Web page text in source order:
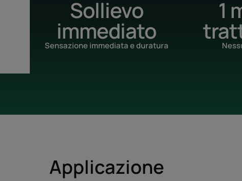
Sollievo
immediato
Sensazione immediata e duratura
1
Applicazione